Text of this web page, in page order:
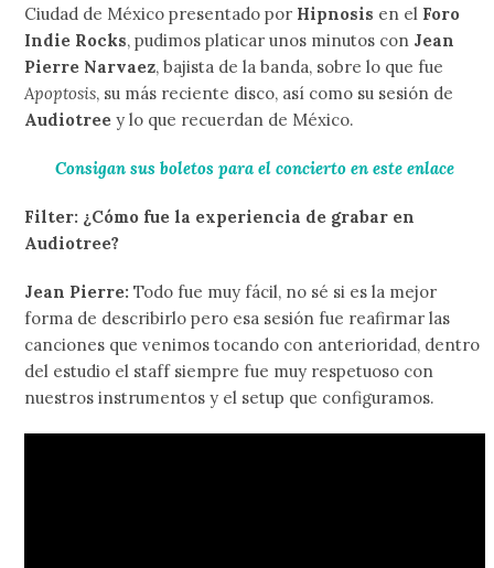
Ciudad de México presentado por Hipnosis en el Foro
Indie Rocks, pudimos platicar unos minutos con Jean
Pierre Narvaez, bajista de la banda, sobre lo que fue
Apoptosis, su más reciente disco, así como su sesión de
Audiotreey lo que recuerdan de México.
Consigan sus boletos para el concierto en este enlace
Filter: ¿Cómo fue la experiencia de grabar en
Audiotree?
Jean Pierre: Todo fue muy fácil, no sé si es la mejor
forma de describirlo pero esa sesión fue reafirmar las
canciones que venimos tocando con anterioridad, dentro
del estudio el staff siempre fue muy respetuoso con
nuestros instrumentos y el setup que configuramos.